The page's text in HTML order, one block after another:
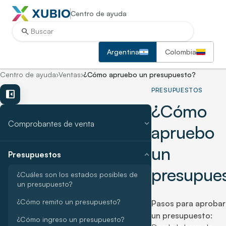
Centro de ayuda
search
Argentina Colombia
Centro de ayuda›Ventas›¿Cómo apruebo un presupuesto?
left_panel_close
Comprobantes de venta expand_more
Presupuestos expand_more
¿Cuáles son los estados posibles de
un presupuesto?
¿Cómo remito un presupuesto?
¿Cómo ingreso un presupuesto?
PRESUPUESTOS
¿Cómo
apruebo
un
Pasos para aprobar
un presupuesto: